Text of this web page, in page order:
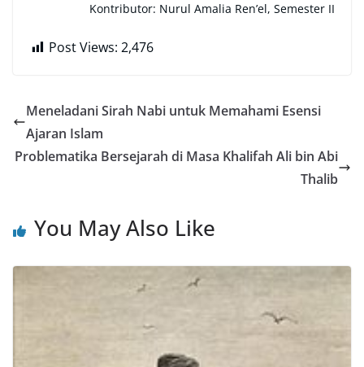
Kontributor: Nurul Amalia Ren’el, Semester II
Post Views: 2,476
Meneladani Sirah Nabi untuk Memahami Esensi
Ajaran Islam
Problematika Bersejarah di Masa Khalifah Ali bin Abi
Thalib
You May Also Like